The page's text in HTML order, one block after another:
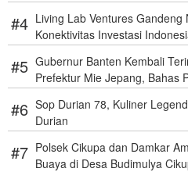
Living Lab Ventures
Konektivitas Investasi
Gubernur Banten Kembali
Prefektur Mie Jepang, Bahas
Sop Durian 78, Kuliner
Durian
Polsek Cikupa dan Damkar
Buaya di Desa Budimulya